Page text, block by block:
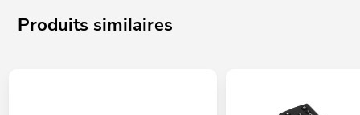
Produits similaires